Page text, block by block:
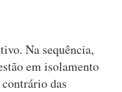
Na sequência,
em isolamento
das